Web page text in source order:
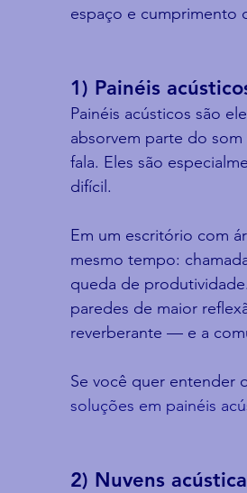
espaço e cumprimento
1) Painéis
Painéis acústicos são
absorvem parte do
fala. Eles são
difícil.
Em um escritório com
mesmo tempo:
queda de
paredes de maior
reverberante — e a
Se você quer entender
soluções em painéis
2) Nuvens